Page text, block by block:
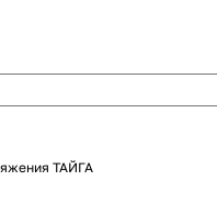
ТАЙГА